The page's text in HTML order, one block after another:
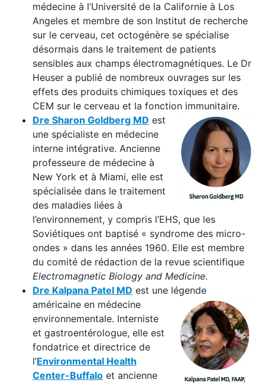
médecine à l’Université de la Californie à Los
Angeles et membre de son Institut de recherche
sur le cerveau, cet octogénère se spécialise
désormais dans le traitement de patients
sensibles aux champs électromagnétiques. Le Dr
Heuser a publié de nombreux ouvrages sur les
effets des produits chimiques toxiques et des
CEM sur le cerveau et la fonction immunitaire.
Dre Sharon Goldberg MD est
une spécialiste en médecine
interne intégrative. Ancienne
professeure de médecine à
New York et à Miami, elle est
spécialisée dans le traitement
des maladies liées à
l’environnement, y compris l’EHS, que les
Soviétiques ont baptisé « syndrome des micro-
ondes » dans les années 1960. Elle est membre
du comité de rédaction de la revue scientifique
Electromagnetic Biology and Medicine.
Dre Kalpana Patel MD est une légende
américaine en médecine
environnementale. Interniste
et gastroentérologue, elle est
fondatrice et directrice de
l’Environmental Health
Center-Buffalo et ancienne